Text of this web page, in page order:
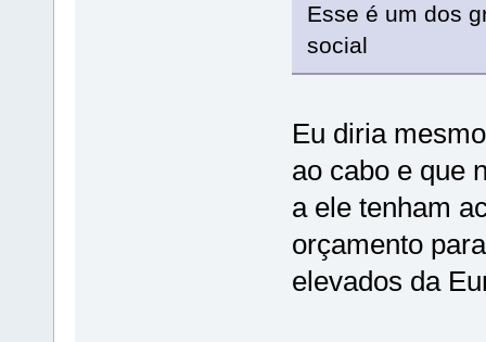
Esse é um dos
social
Eu diria
ao cabo e que
a ele tenham
orçamento
elevados da